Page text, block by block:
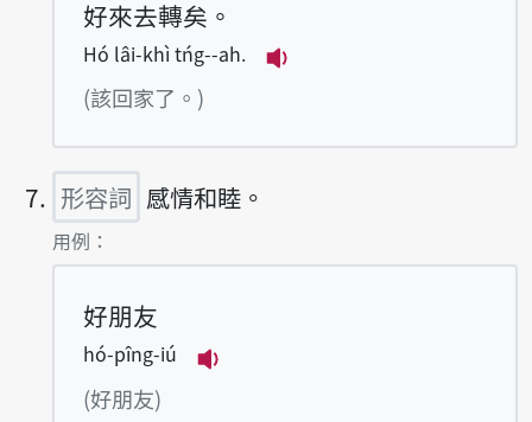
好來去轉矣。
Hó lâi-khì tńg--ah.
(該回家了。)
形容詞 感情和睦。
第7項釋義的
用例：
好朋友
hó-pîng-iú
(好朋友)